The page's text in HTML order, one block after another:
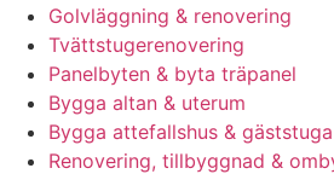
Golvläggning & renovering
Tvättstugerenovering
Panelbyten & byta träpanel
Bygga altan & uterum
Bygga attefallshus & gäststuga
Renovering, tillbyggnad &